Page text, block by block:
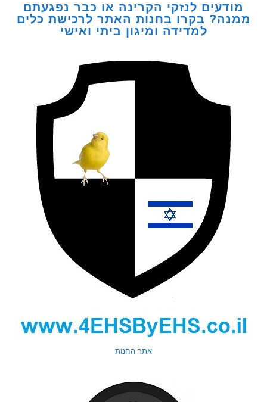
לנזקי הקרינה או כבר נפגעתם
בקרו בחנות האתר לרכישת כלים
למדידה ומיגון ביתי ואישי
אתר החנות